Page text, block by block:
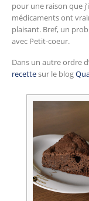
pour une raison que
médicaments ont
plaisant. Bref, un
avec Petit-coeur.
Dans un autre ordre
recettesur le blog